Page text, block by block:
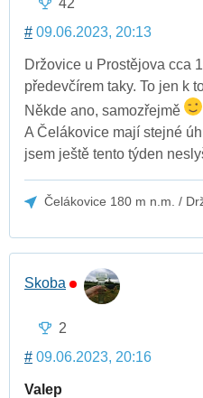
42
# 09.06.2023, 20:13
Držovice u Prostějova cca
předevčírem taky. To jen k
Někde ano, samozřejmě
A Čelákovice mají stejné
jsem ještě tento týden
Čelákovice 180 m n.m. /
Skoba
2
# 09.06.2023, 20:16
Valep